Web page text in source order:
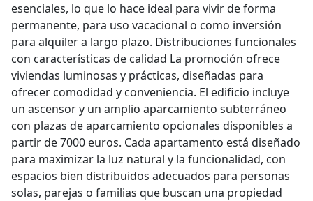
esenciales, lo que lo hace ideal para vivir de forma
permanente, para uso vacacional o como inversión
para alquiler a largo plazo. Distribuciones funcionales
con características de calidad La promoción ofrece
viviendas luminosas y prácticas, diseñadas para
ofrecer comodidad y conveniencia. El edificio incluye
un ascensor y un amplio aparcamiento subterráneo
con plazas de aparcamiento opcionales disponibles a
partir de 7000 euros. Cada apartamento está diseñado
para maximizar la luz natural y la funcionalidad, con
espacios bien distribuidos adecuados para personas
solas, parejas o familias que buscan una propiedad